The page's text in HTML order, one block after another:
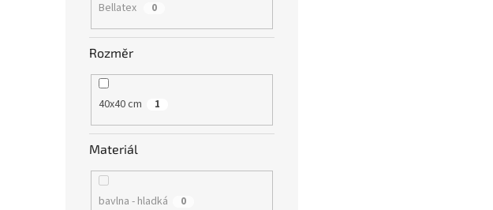
Bellatex 0
Rozměr
40x40 cm 1
Materiál
bavlna - hladká 0